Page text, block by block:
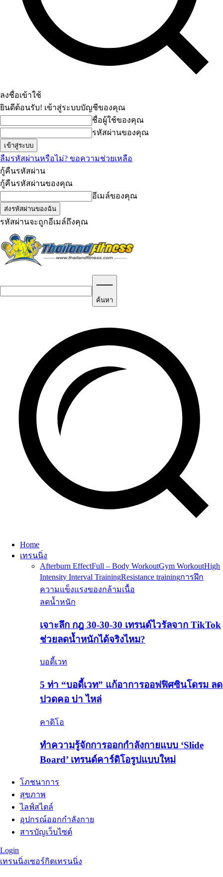
ลงชื่อเข้าใช้
ยินดีต้อนรับ! เข้าสู่ระบบบัญชีของคุณ
ชื่อผู้ใช้ของคุณ
รหัสผ่านของคุณ
ลืมรหัสผ่านหรือไม่? ขอความช่วยเหลือ
กู้คืนรหัสผ่าน
กู้คืนรหัสผ่านของคุณ
อีเมล์ของคุณ
รหัสผ่านจะถูกอีเมล์ถึงคุณ
ค้นหา
Home
เทรนนิ่ง
Afterburn EffectFull – Body WorkoutGym WorkoutHigh
Intensity Interval TrainingResistance trainingการฝึก
ความแข็งแรงของกล้ามเนื้อ
ลดน้ำหนัก
เจาะลึก กฎ 30-30-30 เทรนด์ไวรัลจาก TikTok
ช่วยลดน้ำหนักได้จริงไหม?
บอดี้เวท
5 ท่า “บอดี้เวท” แก้อาการออฟฟิศซินโดรม ลด
ปวดคอ บ่า ไหล่
คาดิโอ
ทำความรู้จักการออกกำลังกายแบบ ‘Slide
Board’ เทรนด์คาร์ดิโอรูปแบบใหม่
โภชนาการ
สุขภาพ
ไลฟ์สไตล์
อุปกรณ์ออกกำลังกาย
สารบัญเว็บไซต์
Login
เทรนนิ่งเซอร์กิตเทรนนิ่ง